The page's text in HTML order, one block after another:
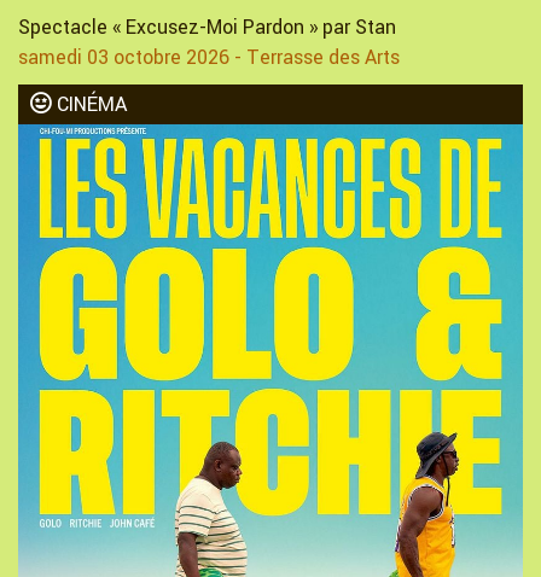
Spectacle « Excusez-Moi Pardon » par Stan
samedi 03 octobre 2026 - Terrasse des Arts
CINÉMA